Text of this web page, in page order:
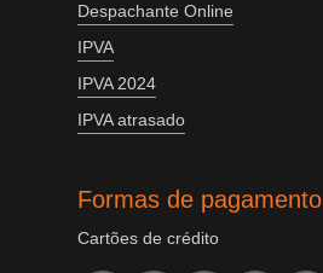
Despachante Online
IPVA
IPVA 2024
IPVA atrasado
Formas de pagamento
Cartões de crédito